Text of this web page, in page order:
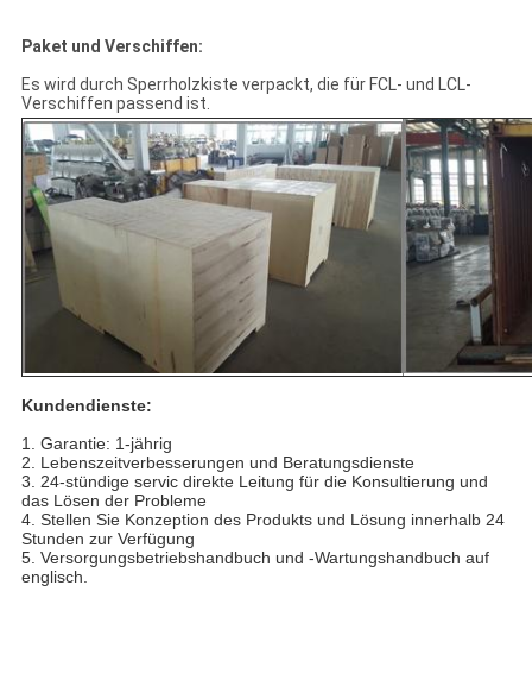
Paket und Verschiffen:
Es wird durch Sperrholzkiste verpackt, die für FCL- und LCL-
Verschiffen passend ist.
Kundendienste:
1. Garantie: 1-jährig
2. Lebenszeitverbesserungen und Beratungsdienste
3. 24-stündige servic direkte Leitung für die Konsultierung und
das Lösen der Probleme
4. Stellen Sie Konzeption des Produkts und Lösung innerhalb 24
Stunden zur Verfügung
5. Versorgungsbetriebshandbuch und -Wartungshandbuch auf
englisch.